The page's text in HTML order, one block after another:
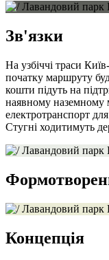
Зв'язки
На узбіччі траси
початку маршруту
кошти підуть на
наявному наземному
електротранспорт
Стугні ходитимуть
Концепція